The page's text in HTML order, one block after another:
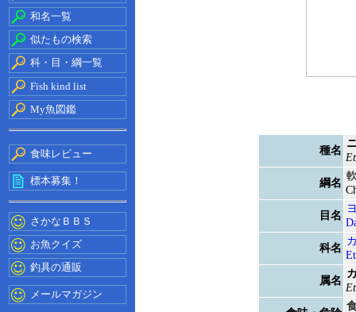
和名一覧
似たもの検索
科・目・綱一覧
Fish kind list
My魚図鑑
食味レビュー
標本募集！
さかなＢＢＳ
お魚クイズ
釣具の通販
メールマガジン
種名
綱名
目名
科名
属名